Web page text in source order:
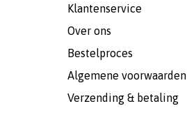
Klantenservice
Over ons
Bestelproces
Algemene voorwaarden
Verzending & betaling